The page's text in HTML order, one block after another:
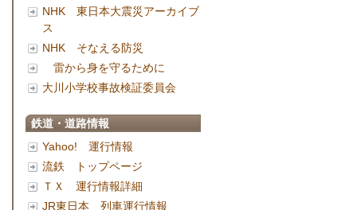
NHK 東日本大震災アーカイブ
ス
NHK そなえる防災
雷から身を守るために
大川小学校事故検証委員会
鉄道・道路情報
Yahoo! 運行情報
流鉄 トップページ
ＴＸ 運行情報詳細
JR東日本 列車運行情報